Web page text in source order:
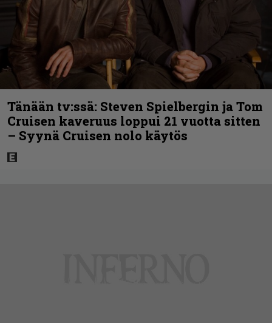
Tänään tv:ssä: Steven Spielbergin ja Tom
Cruisen kaveruus loppui 21 vuotta sitten
– Syynä Cruisen nolo käytös